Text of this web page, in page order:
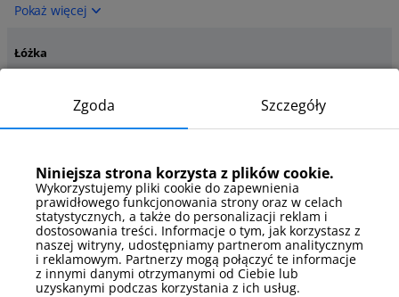
Pokaż więcej
Łóżka
Pokaż więcej
rozkładana sofa
dwuosobowa
łóżko małżeńskie
łóżko pojedyncze
Pokaż więcej
Media
Zgoda Szczegóły
Niniejsza strona korzysta z plików cookie.
Wykorzystujemy pliki cookie do zapewnienia
prawidłowego funkcjonowania strony oraz w celach
statystycznych, a także do personalizacji reklam i
dostosowania treści. Informacje o tym, jak korzystasz z
naszej witryny, udostępniamy partnerom analitycznym
i reklamowym. Partnerzy mogą połączyć te informacje
z innymi danymi otrzymanymi od Ciebie lub
uzyskanymi podczas korzystania z ich usług.